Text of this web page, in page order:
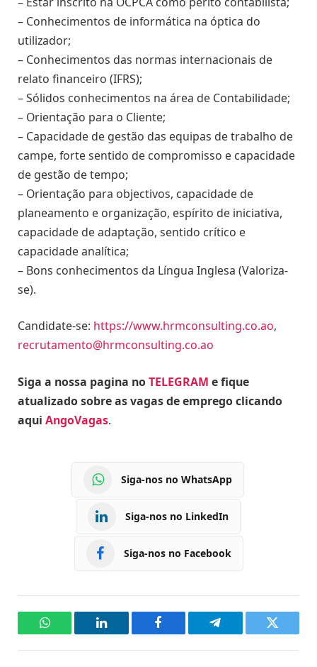
– Conhecimentos de informática na óptica do
utilizador;
– Conhecimentos das normas internacionais de
relato financeiro (IFRS);
– Sólidos conhecimentos na área de Contabilidade;
– Orientação para o Cliente;
– Capacidade de gestão das equipas de trabalho de
campe, forte sentido de compromisso e capacidade
de gestão de tempo;
– Orientação para objectivos, capacidade de
planeamento e organização, espírito de iniciativa,
capacidade de adaptação, sentido crítico e
capacidade analítica;
– Bons conhecimentos da Língua Inglesa (Valoriza-
se).
Candidate-se: https://www.hrmconsulting.co.ao,
recrutamento@hrmconsulting.co.ao
Siga a nossa pagina noTELEGRAM e fique
atualizado sobre as vagas de emprego clicando
aqui AngoVagas.
Siga-nos no WhatsApp
Siga-nos no LinkedIn
Siga-nos no Facebook
WhatsAppLinkedIn Facebook Telegram Twitter